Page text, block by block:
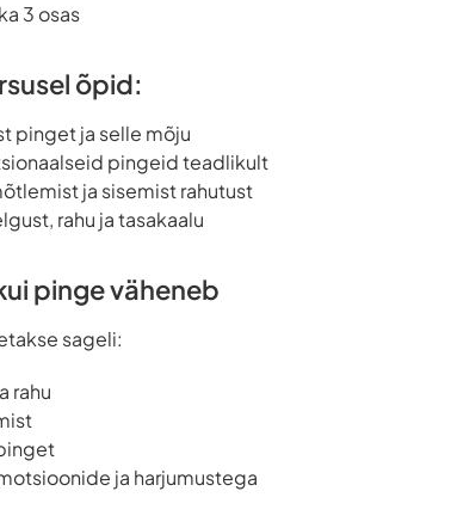
3 osas
õpid:
pinget ja selle mõju
pingeid teadlikult
ja sisemist rahutust
rahu ja tasakaalu
pinge väheneb
sageli:
rahu
ja harjumustega